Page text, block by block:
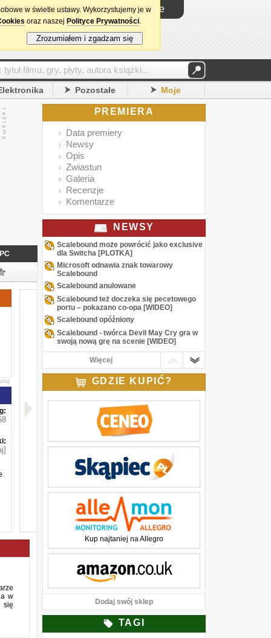
Logowanie
Pozostałe Moje
w
się
PREMIERA
Data premiery
Newsy
Opis
Zwiastun
Galeria
Recenzje
Komentarze
NEWSY
Scalebound może powrócić jako exclusive
dla Switcha [PLOTKA]
Microsoft odnawia znak towarowy
Scalebound
Scalebound anulowane
Scalebound też doczeka się pecetowego
portu – pokazano co-opa [WIDEO]
Scalebound opóźniony
Scalebound - twórca Devil May Cry gra w
swoją nową grę na scenie [WIDEO]
Twórca Bayonetty i Devil May Cry
wściekły na Microsoft
E3 2014: Platinum Games dostarczy Xbox
One zupełnie nowy tytuł — Scalebound
Więcej
GDZIE KUPIĆ?
Kup najtaniej na Allegro
Dodaj swój sklep
TAGI
w świetle ustawy. Wykorzystujemy je w
oraz naszej Polityce Prywatności.
Zrozumiałem i zgadzam się